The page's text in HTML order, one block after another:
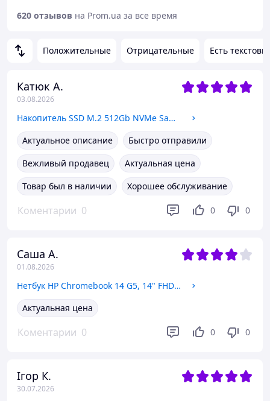
Положительные Отрицательные Есть
Катюк А.
03.08.2026
Накопитель SSD M.2 512Gb NVMe Samsung PM9B1 (MZVL4512HBLU-00BH1) 2280 PCIe 4.0 x4 OEM NEW
Актуальное описание
Быстро отправили
Вежливый продавец
Актуальная цена
Товар был в наличии
Хорошее обслуживание
Коментарии 0 0 0
Саша А.
01.08.2026
Нетбук HP Chromebook 14 G5, 14" FHD IPS, Intel Celeron N3450 2.2 GHz, LPDDR4 8ГБ, eMMC Flash 64ГБ, без АКБ ( работа от ЗУ)
Актуальная цена
Коментарии 0 0 0
Ігор К.
30.07.2026
620 отзывов на Prom.ua за все время